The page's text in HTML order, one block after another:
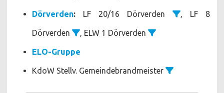
Dörverden: LF 20/16 Dörverden , LF 8
Dörverden , ELW 1 Dörverden
ELO-Gruppe
KdoW Stellv. Gemeindebrandmeister